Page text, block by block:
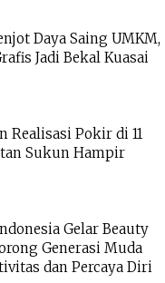
Daya Saing UMKM,
Jadi Bekal Kuasai
Realisasi Pokir di 11
Sukun Hampir
Gelar Beauty
Generasi Muda
dan Percaya Diri